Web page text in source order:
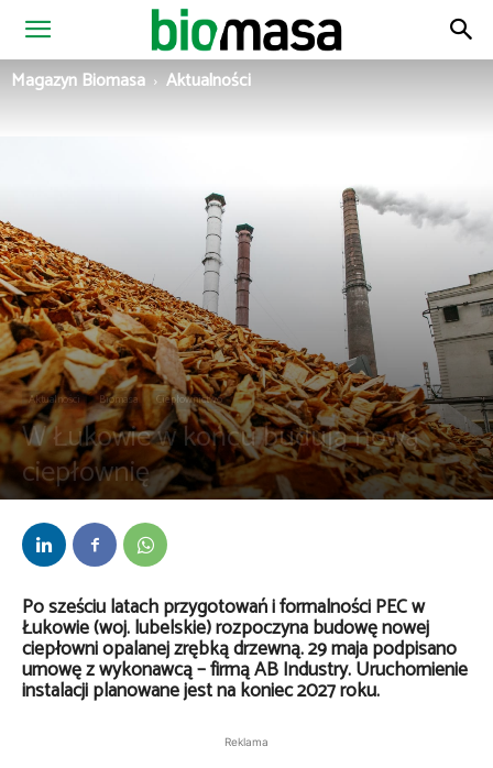
Magazyn
Magazyn Biomasa Aktualności
Aktualności Biomasa Ciepłownictwo
W Łukowie w końcu budują nową
ciepłownię
Przez Anna Lenartowska-
Po sześciu latach przygotowań i formalności PEC w
Łukowie (woj. lubelskie) rozpoczyna budowę nowej
ciepłowni opalanej zrębką drzewną. 29 maja podpisano
umowę z wykonawcą – firmą AB Industry. Uruchomienie
instalacji planowane jest na koniec 2027 roku.
Reklama